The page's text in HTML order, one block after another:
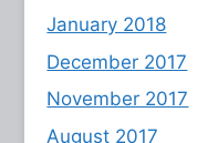
January 2018
December 2017
November 2017
August 2017